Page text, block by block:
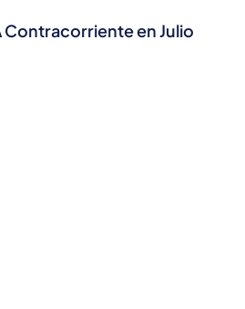
Contracorriente en Julio